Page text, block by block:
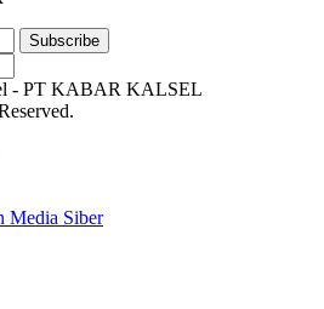
Subscribe
- PT KABAR KALSEL
Media Siber